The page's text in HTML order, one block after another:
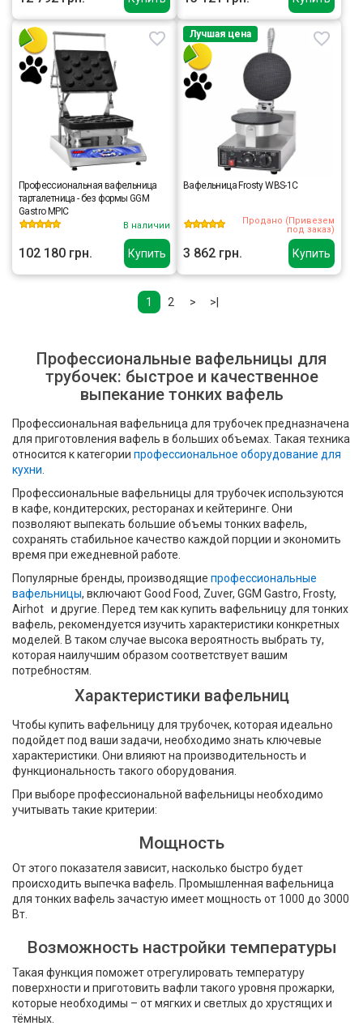
Купить
Профессиональная вафельница
тарталетница - без формы GGM
Gastro MPIC
В наличии
102 180 грн. Купить
Лучшая цена
Вафельница Frosty WBS-1C
Продано (Привезем
под заказ)
3 862 грн.
1 2 > >|
Профессиональные вафельницы для
трубочек: быстрое и качественное
выпекание тонких вафель
Профессиональная вафельница для трубочек предназначена
для приготовления вафель в больших объемах. Такая техника
относится к категории профессиональное оборудование для
кухни
Профессиональные вафельницы для трубочек используются
в кафе, кондитерских, ресторанах и кейтеринге. Они
позволяют выпекать большие объемы тонких вафель,
сохранять стабильное качество каждой порции и экономить
время при ежедневной работе.
Популярные бренды, производящие профессиональные
вафельницы, включают Good Food, Zuver, GGM Gastro, Frosty,
Airhot и другие. Перед тем как купить вафельницу для тонких
вафель, рекомендуется изучить характеристики конкретных
моделей. В таком случае высока вероятность выбрать ту,
которая наилучшим образом соответствует вашим
потребностям.
Характеристики вафельниц
Чтобы купить вафельницу для трубочек, которая идеально
подойдет под ваши задачи, необходимо знать ключевые
характеристики. Они влияют на производительность и
функциональность такого оборудования.
При выборе профессиональной вафельницы необходимо
учитывать такие критерии:
Мощность
От этого показателя зависит, насколько быстро будет
происходить выпечка вафель. Промышленная вафельница
для тонких вафель зачастую имеет мощность от 1000 до 3000
Вт.
Возможность настройки температуры
Такая функция поможет отрегулировать температуру
поверхности и приготовить вафли такого уровня прожарки,
которые необходимы – от мягких и светлых до хрустящих и
тёмных.